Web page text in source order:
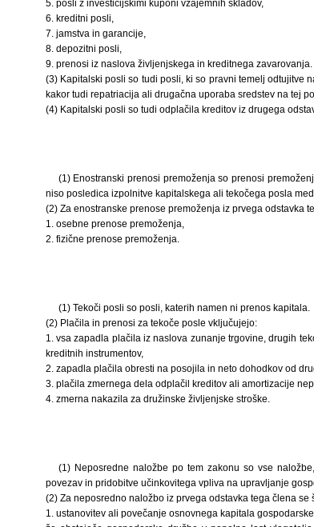
5. posli z investicijskimi kuponi vzajemnih skladov,
6. kreditni posli,
7. jamstva in garancije,
8. depozitni posli,
9. prenosi iz naslova življenjskega in kreditnega zavarovanja.
(3) Kapitalski posli so tudi posli, ki so pravni temelj odtujitve
kakor tudi repatriacija ali drugačna uporaba sredstev na tej
(4) Kapitalski posli so tudi odplačila kreditov iz drugega
(1) Enostranski prenosi premoženja so prenosi
niso posledica izpolnitve kapitalskega ali tekočega posla
(2) Za enostranske prenose premoženja iz prvega odstavka
1. osebne prenose premoženja,
2. fizične prenose premoženja.
(1) Tekoči posli so posli, katerih namen ni prenos kapitala.
(2) Plačila in prenosi za tekoče posle vključujejo:
1. vsa zapadla plačila iz naslova zunanje trgovine, drugih
kreditnih instrumentov,
2. zapadla plačila obresti na posojila in neto dohodkov od
3. plačila zmernega dela odplačil kreditov ali amortizacije
4. zmerna nakazila za družinske življenjske stroške.
(1) Neposredne naložbe po tem zakonu so vse
povezav in pridobitve učinkovitega vpliva na upravljanje
(2) Za neposredno naložbo iz prvega odstavka tega člena se
1. ustanovitev ali povečanje osnovnega kapitala